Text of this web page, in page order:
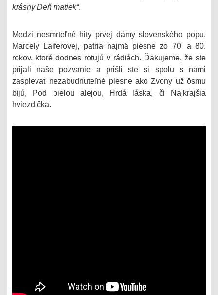
krásny Deň matiek“.
Medzi nesmrteľné hity prvej dámy slovenského popu,
Marcely Laiferovej, patria najmä piesne zo 70. a 80.
rokov, ktoré dodnes rotujú v rádiách. Ďakujeme, že ste
prijali naše pozvanie a prišli ste si spolu s nami
zaspievať nezabudnuteľné piesne ako Zvony už ôsmu
bijú, Pod bielou alejou, Hrdá láska, či Najkrajšia
hviezdička.